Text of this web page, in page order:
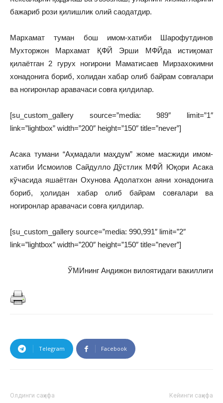
бажариб рози қилишлик олий саодатдир.
Мархамат туман бош имом-хатиби Шарофутдинов
Мухторжон Мархамат ҚФЙ Эрши МФЙда истиқомат
қилаётган 2 гурух ногирони Маматисаев Мирзахокимни
хонадонига бориб, холидан хабар олиб байрам совғалари
ва ногиронлар аравачаси совға қилдилар.
[su_custom_gallery source=”media: 989″ limit=”1″
link=”lightbox” width=”200″ height=”150″ title=”never”]
Асака тумани “Аҳмадали маҳдум” жоме масжиди имом-
хатиби Исмоилов Сайдулло Дўстлик МФЙ Юқори Асака
кўчасида яшаётган Охунова Адолатхон аяни хонадонига
бориб, ҳолидан хабар олиб байрам совғалари ва
ногиронлар аравачаси совға қилдилар.
[su_custom_gallery source=”media: 990,991″ limit=”2″
link=”lightbox” width=”200″ height=”150″ title=”never”]
ЎМИнинг Андижон вилоятидаги вакиллиги
Telegram Facebook
Олдинги саҳифа Кейинги саҳифа